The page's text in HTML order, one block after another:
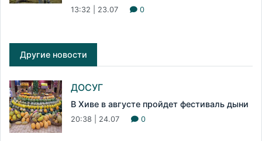
13:32 | 23.07 0
Другие новости
ДОСУГ
В Хиве в августе пройдет фестиваль дыни
20:38 | 24.07 0